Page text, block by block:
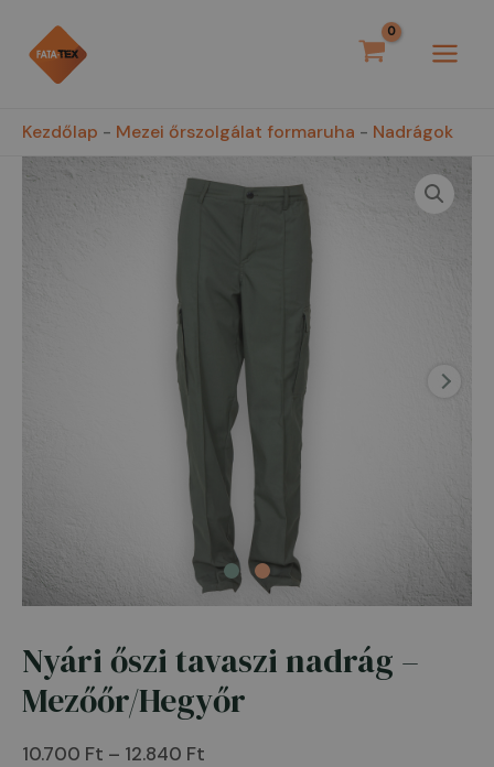
content
Kezdőlap - Mezei őrszolgálat formaruha - Nadrágok
Nyári őszi tavaszi nadrág –
Mezőőr/Hegyőr
10.700 Ft – 12.840 Ft
Ártartomány:
10.700 Ft
Nyári
őszi
tavaszi
nadrág